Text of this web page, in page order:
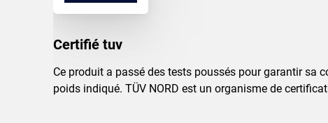
Certifié tuv
Ce produit a passé des tests poussés pour garantir sa
poids indiqué. TÜV NORD est un organisme de